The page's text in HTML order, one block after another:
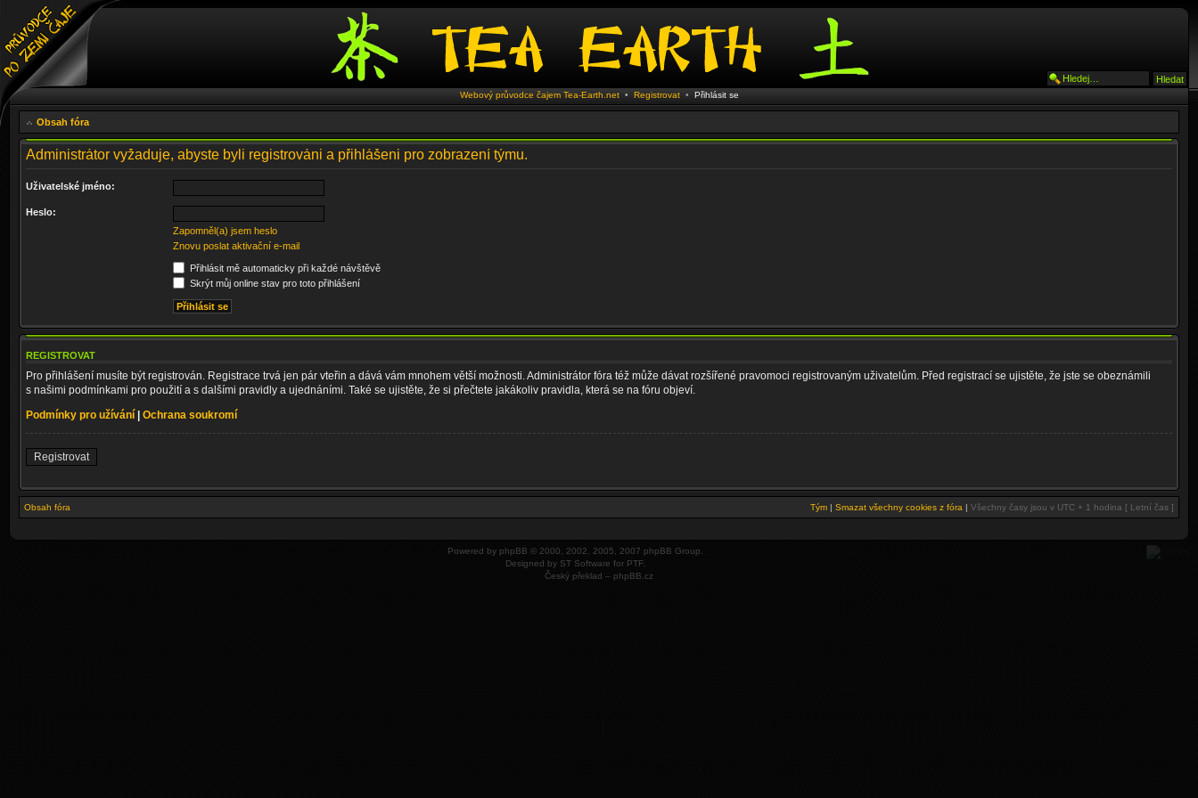
Webový průvodce čajem Tea-Earth.net• Registrovat • Přihlásit se
Obsah fóra
Administrátor vyžaduje, abyste byli registrováni a přihlášeni pro zobrazení týmu.
Uživatelské jméno:
Heslo:
Zapomněl(a) jsem heslo
Znovu poslat aktivační e-mail
Přihlásit mě automaticky při každé návštěvě
Skrýt můj online stav pro toto přihlášení
REGISTROVAT
Pro přihlášení musíte být registrován. Registrace trvá jen pár vteřin a dává vám mnohem větší možnosti. Administrátor fóra též může dávat rozšířené pravomoci registrovaným uživatelům. Před registrací se ujistěte, že jste se obeznámili
s našimi podmínkami pro použití a s dalšími pravidly a ujednáními. Také se ujistěte, že si přečtete jakákoliv pravidla, která se na fóru objeví.
Podmínky pro užívání | Ochrana soukromí
Registrovat
Obsah fóra Tým | Smazat všechny cookies z fóra | Všechny časy jsou v UTC + 1 hodina [ Letní čas ]
Powered by phpBB © 2000, 2002, 2005, 2007 phpBB Group.
Designed by ST Software for PTF.
Český překlad – phpBB.cz